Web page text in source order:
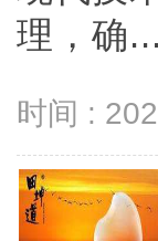
理，确
时间 :